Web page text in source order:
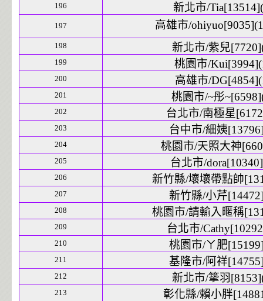
196 新北市/
197 高雄市/
198 新北市/紫兒
199 桃園市/
200 高雄市/
201 桃園市/~彤
202 台北市/南極星
203 台中市/細姨
204 桃園市/天照大神
205 台北市/
206 新竹縣/壞壞帶點帥
207 新竹縣/小芹
208 桃園市/請輸入暱稱
209 台北市/
210 桃園市/ㄚ肥
211 基隆市/阿祥
212 新北市/篫羽
213 彰化縣/賴小胖